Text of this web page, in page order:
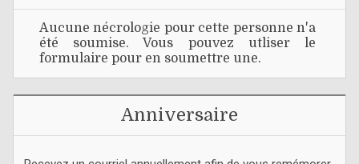
Aucune nécrologie pour cette personne n'a
été soumise. Vous pouvez utliser le
formulaire pour en soumettre une.
Anniversaire